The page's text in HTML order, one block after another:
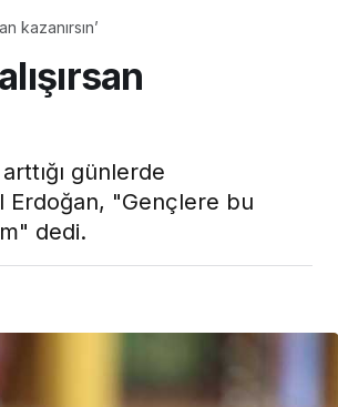
kazanırsın’
günlerde
Erdoğan, "Gençlere bu
dedi.
Çayın yanına çok
Brownie tadında ıslak